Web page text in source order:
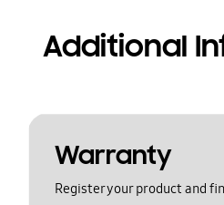
Additional
Warranty
Register your product and